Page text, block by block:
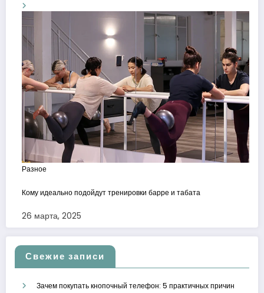
Разное
Кому идеально подойдут тренировки барре и табата
26 марта, 2025
Свежие записи
Зачем покупать кнопочный телефон: 5 практичных причин